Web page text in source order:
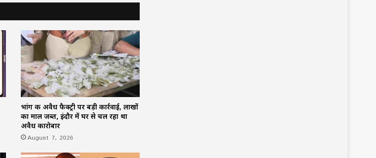
फैब’ की लॉन्चिंग, बुनकरों को 10.90 करोड़ की
मदद; आत्मसमर्पित महिलाओं ने किया रैंप वॉक
पिता नहीं, मां फरार… सबसे छोटे बेटे आबान की
जिम्मेदारी आखिर किसने उठाई?
शिकायतें सुनते ही एक्शन में CM मोहन यादव,
CMHO समेत 3 अधिकारियों को किया सस्पेंड
भांग की अवैध फैक्ट्री पर बड़ी कार्रवाई, लाखों
का माल जब्त, इंदौर में घर से चल रहा था
अवैध कारोबार
August 7, 2026